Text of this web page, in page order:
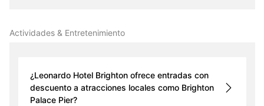
Actividades & Entretenimiento
¿Leonardo Hotel Brighton ofrece entradas con
descuento a atracciones locales como Brighton
Palace Pier?